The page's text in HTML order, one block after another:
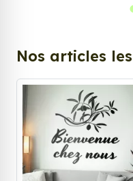
Nos articles